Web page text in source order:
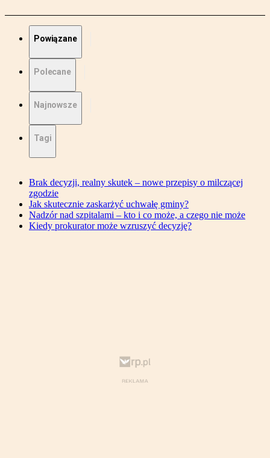
Powiązane
Polecane
Najnowsze
Tagi
Brak decyzji, realny skutek – nowe przepisy o milczącej
zgodzie
Jak skutecznie zaskarżyć uchwałę gminy?
Nadzór nad szpitalami – kto i co może, a czego nie może
Kiedy prokurator może wzruszyć decyzję?